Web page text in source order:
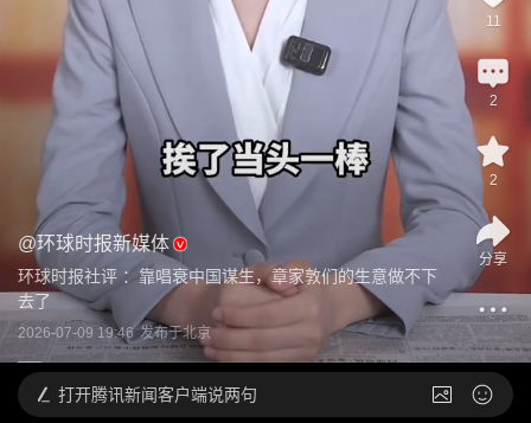
@环球时报新媒体
环球时报社评 ：靠唱衰中国谋生，章家敦们的生意做不下
去了
2026-07-09 19:46 发布于北京
11
2
2
分享
打开腾讯新闻客户端说两句